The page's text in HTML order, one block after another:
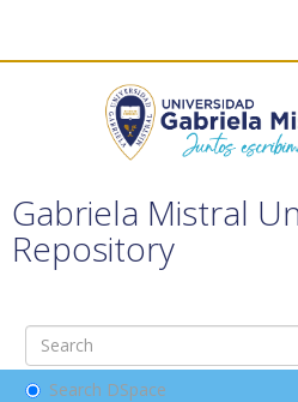
Gabriela Mistral
Repository
Search DSpace